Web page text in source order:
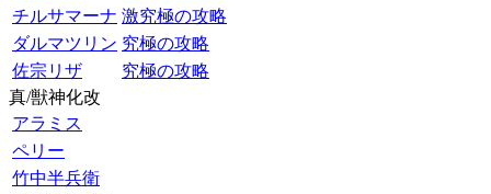
チルサマーナ 激究極の攻略
ダルマツリン 究極の攻略
佐宗リザ
究極の攻略
真/獣神化改
アラミス
ペリー
竹中半兵衛